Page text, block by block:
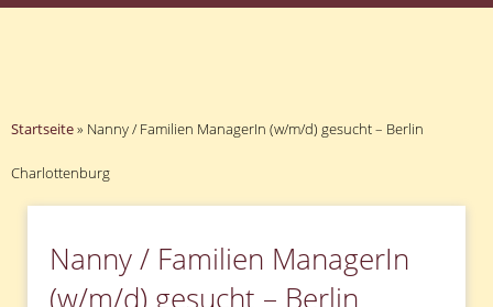
Startseite» Nanny / Familien ManagerIn (w/m/d) gesucht – Berlin
Charlottenburg
Nanny / Familien ManagerIn
(w/m/d) gesucht – Berlin